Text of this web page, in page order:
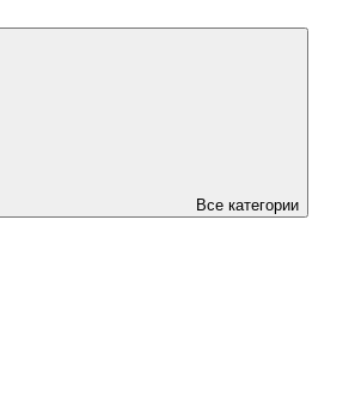
Все категории